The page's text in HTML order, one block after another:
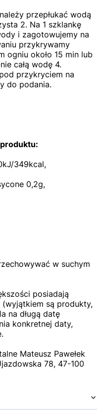
przepłukać wodą
2. Na 1 szklankę
i zagotowujemy na
przykrywamy
ogniu około 15 min lub
całą wodę 4.
przykryciem na
do podania.
349kcal,
0,2g,
w suchym
posiadają
są produkty,
na długą datę
konkretnej daty,
Mateusz Pawełek
78, 47-100